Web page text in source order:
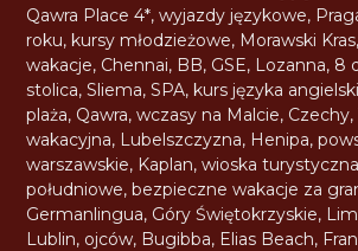
Qawra Place 4*,wyjazdy językowe,
roku, kursy młodzieżowe, Morawski Kras
wakacje, Chennai, BB, GSE, Lozanna, 8
stolica,Sliema,SPA, kurs języka
plaża, Qawra,wczasy na Malcie, Czechy,
wakacyjna, Lubelszczyzna, Henipa,
warszawskie, Kaplan,wioska turystyczna
południowe,bezpieczne wakacje za
Germanlingua, Góry Świętokrzyskie,
Lublin, ojców, Bugibba, Elias Beach,